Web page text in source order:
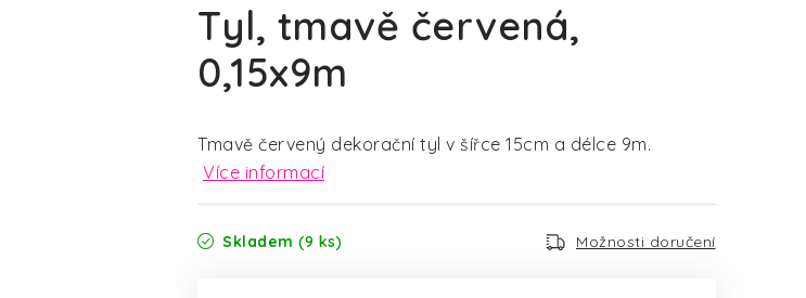
Tyl, tmavě červená,
0,15x9m
Tmavě červený dekorační tyl v šířce 15cm a délce 9m.
Více informací
Skladem (9 ks) Možnosti doručení